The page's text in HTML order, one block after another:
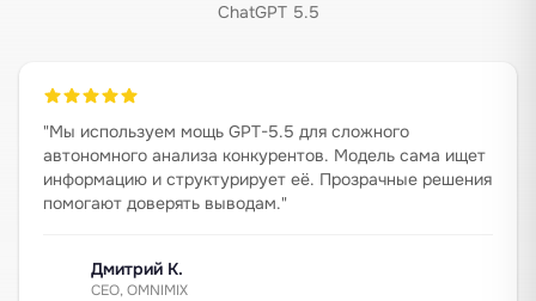
ChatGPT 5.5
"Мы используем мощь GPT-5.5 для сложного
автономного анализа конкурентов. Модель сама ищет
информацию и структурирует её. Прозрачные решения
помогают доверять выводам."
Дмитрий К.
CEO, OMNIMIX